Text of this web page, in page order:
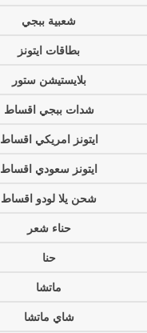
شعبية ببجي
بطاقات ايتونز
بلايستيشن ستور
شدات ببجي اقساط
ايتونز امريكي اقساط
ايتونز سعودي اقساط
شحن يلا لودو اقساط
حناء شعر
حنا
ماتشا
شاي ماتشا